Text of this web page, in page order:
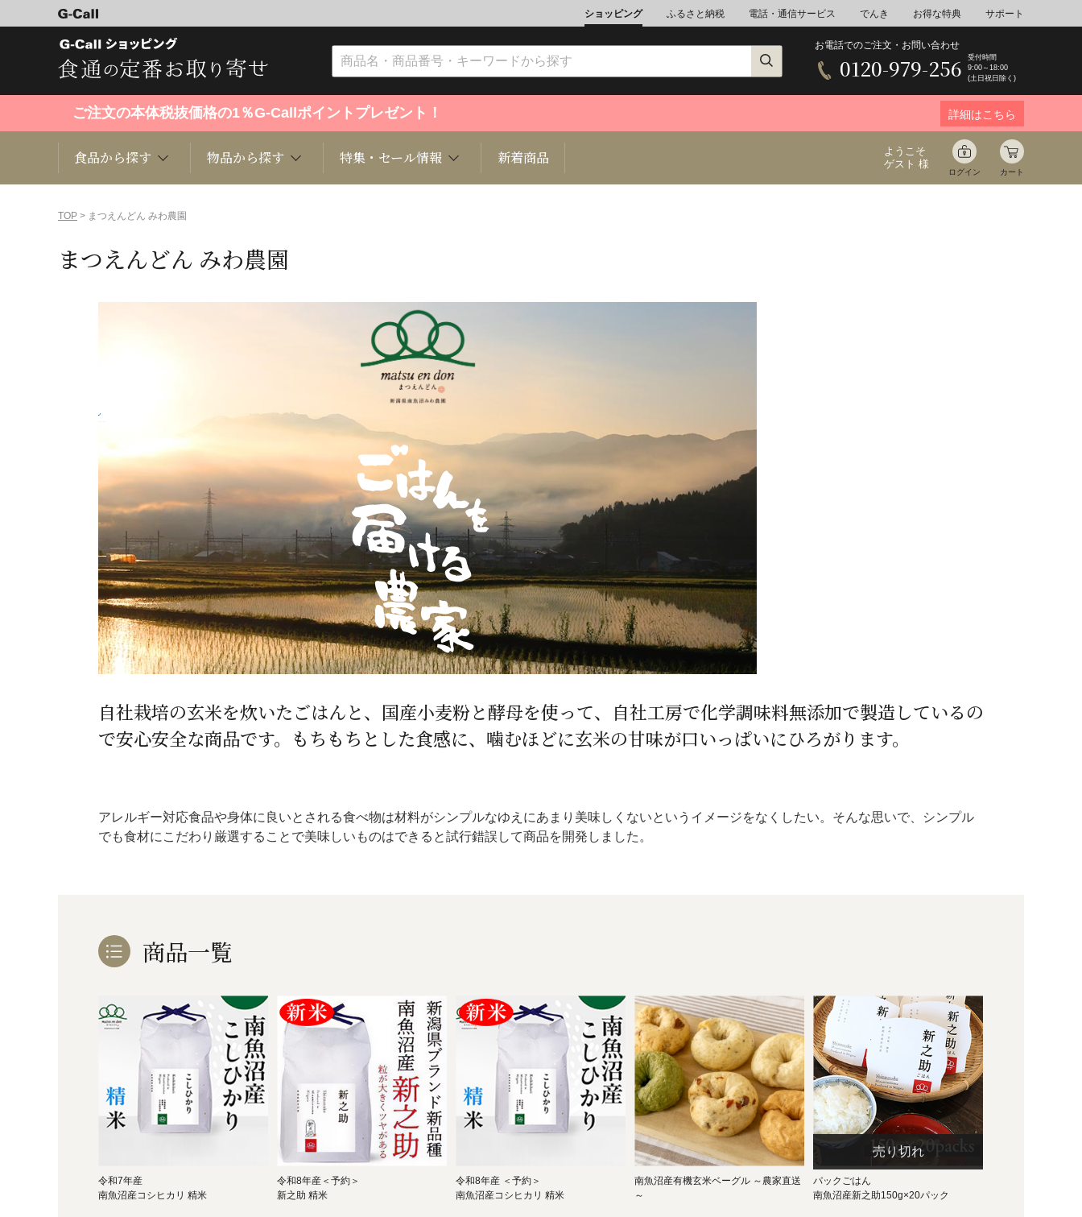
ショッピング ふるさと納税 電話・通信サービス でんき お得な特典 サポート
お電話でのご注文・お問い合わせ
0120-979-256
受付時間
9:00～18:00
(土日祝日除く)
ご注文の本体税抜価格の1％G-Callポイントプレゼント！ 詳細はこちら
食品から探す
くだもの
珈琲/茶/ドリンク
旬の食材
産地検索
物品から探す
趣味・雑貨
キッズベビー
ペット関連
特集・セール情報 新着商品
ようこそ
ゲスト 様
ログイン カート
TOP > まつえんどん みわ農園
まつえんどん みわ農園
自社栽培の玄米を炊いたごはんと、国産小麦粉と酵母を使って、自社工房で化学調味料無添加で製造しているの
で安心安全な商品です。もちもちとした食感に、噛むほどに玄米の甘味が口いっぱいにひろがります。
アレルギー対応食品や身体に良いとされる食べ物は材料がシンプルなゆえにあまり美味しくないというイメージをなくしたい。そんな思いで、シンプル
でも食材にこだわり厳選することで美味しいものはできると試行錯誤して商品を開発しました。
商品一覧
令和7年産
南魚沼産コシヒカリ 精米
令和8年産＜予約＞
新之助 精米
令和8年産 ＜予約＞
南魚沼産コシヒカリ 精米
南魚沼産有機玄米ベーグル ～農家直送
～
パックごはん
南魚沼産新之助150g×20パック